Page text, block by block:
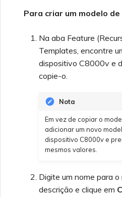
Para criar um modelo de
Na aba Feature
Templates, encontre
dispositivo C8000v e
copie-o.
Nota
Em vez de copiar o
adicionar um novo
dispositivo C8000v e
mesmos valores.
Digite um nome para o
descrição e clique em